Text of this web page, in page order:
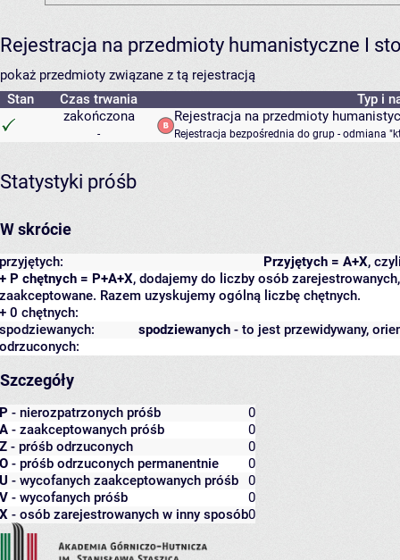
Rejestracja na przedmioty humanistyczne I
pokaż przedmioty związane z tą rejestracją
Stan
Czas trwania
Typ i
zakończona
-
Rejestracja na przedmioty
Rejestracja bezpośrednia do grup - odmiana
Statystyki próśb
W skrócie
Przyjętych = A+X,
przyjętych:
+ P chętnych = P+A+X, dodajemy do liczby osób
zaakceptowane. Razem uzyskujemy ogólną liczbę chętnych.
+ 0 chętnych:
spodziewanych - to jest przewidywany,
spodziewanych:
odrzuconych:
Szczegóły
P - nierozpatrzonych próśb
0
A - zaakceptowanych próśb
0
Z - próśb odrzuconych
0
O - próśb odrzuconych permanentnie
0
U - wycofanych zaakceptowanych próśb
0
V - wycofanych próśb
0
X - osób zarejestrowanych w inny sposób0